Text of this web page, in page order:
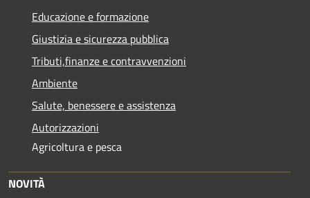
Educazione e formazione
Giustizia e sicurezza pubblica
Tributi,finanze e contravvenzioni
Ambiente
Salute, benessere e assistenza
Autorizzazioni
Agricoltura e pesca
NOVITÀ